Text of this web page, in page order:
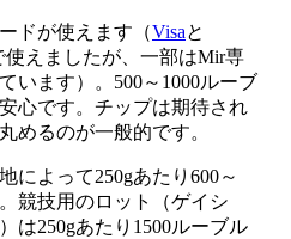
ドが使えます（Visaと
使えましたが、一部はMir専
います）。500～1000ルーブ
心です。チップは期待され
めるのが一般的です。
によって250gあたり600～
競技用のロット（ゲイシ
は250gあたり1500ルーブル